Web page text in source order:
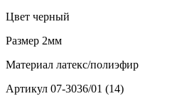
Цвет черный
Размер 2мм
Материал латекс/полиэфир
Артикул 07-3036/01 (14)